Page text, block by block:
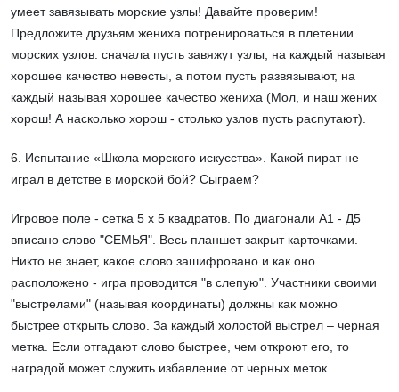
умеет завязывать морские узлы! Давайте проверим!
Предложите друзьям жениха потренироваться в плетении
морских узлов: сначала пусть завяжут узлы, на каждый называя
хорошее качество невесты, а потом пусть развязывают, на
каждый называя хорошее качество жениха (Мол, и наш жених
хорош! А насколько хорош - столько узлов пусть распутают).
6. Испытание «Школа морского искусства». Какой пират не
играл в детстве в морской бой? Сыграем?
Игровое поле - сетка 5 х 5 квадратов. По диагонали А1 - Д5
вписано слово "СЕМЬЯ". Весь планшет закрыт карточками.
Никто не знает, какое слово зашифровано и как оно
расположено - игра проводится "в слепую". Участники своими
"выстрелами" (называя координаты) должны как можно
быстрее открыть слово. За каждый холостой выстрел – черная
метка. Если отгадают слово быстрее, чем откроют его, то
наградой может служить избавление от черных меток.